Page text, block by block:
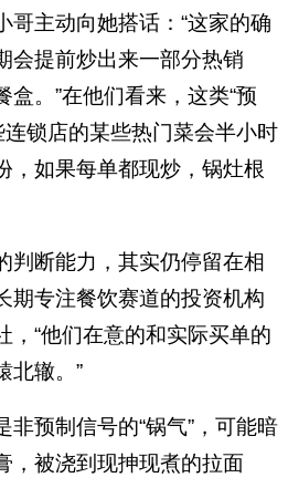
哥主动向她搭话：“这家的确
会提前炒出来一部分热销
盒。”在他们看来，这类“预
连锁店的某些热门菜会半小时
，如果每单都现炒，锅灶根
判断能力，其实仍停留在相
期专注餐饮赛道的投资机构
，“他们在意的和实际买单的
北辙。”
非预制信号的“锅气”，可能暗
，被浇到现抻现煮的拉面